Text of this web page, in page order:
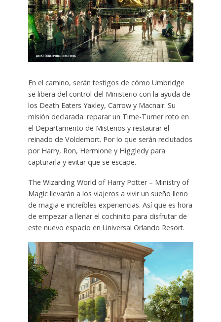
En el camino, serán testigos de cómo Umbridge
se libera del control del Ministerio con la ayuda de
los Death Eaters Yaxley, Carrow y Macnair. Su
misión declarada: reparar un Time-Turner roto en
el Departamento de Misterios y restaurar el
reinado de Voldemort. Por lo que serán reclutados
por Harry, Ron, Hermione y Higgledy para
capturarla y evitar que se escape.
The Wizarding World of Harry Potter – Ministry of
Magic llevarán a los viajeros a vivir un sueño lleno
de magia e increíbles experiencias. Así que es hora
de empezar a llenar el cochinito para disfrutar de
este nuevo espacio en Universal Orlando Resort.